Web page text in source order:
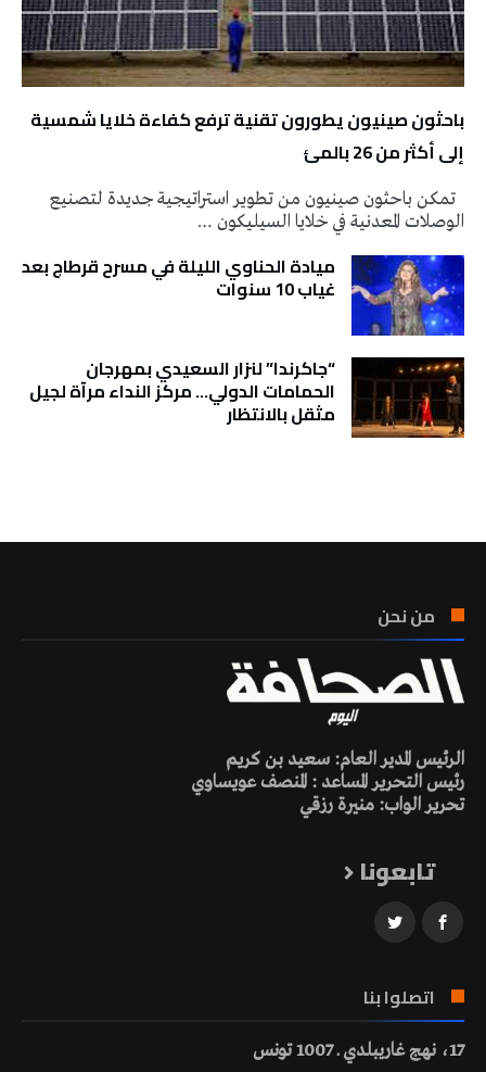
باحثون صينيون يطورون تقنية ترفع كفاءة خلايا شمسية
إلى أكثر من 26 بالمئ
تمكن باحثون صينيون من تطوير استراتيجية جديدة لتصنيع
الوصلات المعدنية في خلايا السيليكون …
ميادة الحناوي الليلة في مسرح قرطاج بعد
غياب 10 سنوات
“جاكرندا” لنزار السعيدي بمهرجان
الحمامات الدولي… مركز النداء مرآة لجيل
مثقل بالانتظار
من نحن
الرئيس المدير العام: سعيد بن كريم
رئيس التحرير المساعد : المنصف عويساوي
تحرير الواب: منيرة رزقي
تابعونا
اتصلوا بنا
17، نهج غاريبلدي ـ 1007 تونس